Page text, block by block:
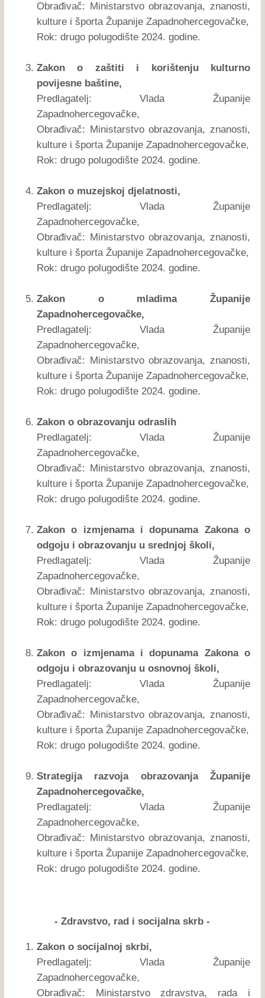
Obrađivač: Ministarstvo obrazovanja, znanosti,
kulture i športa Županije Zapadnohercegovačke,
Rok: drugo polugodište 2024. godine.
Zakon o zaštiti i korištenju kulturno
povijesne baštine,
Predlagatelj: Vlada Županije
Zapadnohercegovačke,
Obrađivač: Ministarstvo obrazovanja, znanosti,
kulture i športa Županije Zapadnohercegovačke,
Rok: drugo polugodište 2024. godine.
Zakon o muzejskoj djelatnosti,
Predlagatelj: Vlada Županije
Zapadnohercegovačke,
Obrađivač: Ministarstvo obrazovanja, znanosti,
kulture i športa Županije Zapadnohercegovačke,
Rok: drugo polugodište 2024. godine.
Zakon o mladima Županije
Zapadnohercegovačke,
Predlagatelj: Vlada Županije
Zapadnohercegovačke,
Obrađivač: Ministarstvo obrazovanja, znanosti,
kulture i športa Županije Zapadnohercegovačke,
Rok: drugo polugodište 2024. godine.
Zakon o obrazovanju odraslih
Predlagatelj: Vlada Županije
Zapadnohercegovačke,
Obrađivač: Ministarstvo obrazovanja, znanosti,
kulture i športa Županije Zapadnohercegovačke,
Rok: drugo polugodište 2024. godine.
Zakon o izmjenama i dopunama Zakona o
odgoju i obrazovanju u srednjoj školi,
Predlagatelj: Vlada Županije
Zapadnohercegovačke,
Obrađivač: Ministarstvo obrazovanja, znanosti,
kulture i športa Županije Zapadnohercegovačke,
Rok: drugo polugodište 2024. godine.
Zakon o izmjenama i dopunama Zakona o
odgoju i obrazovanju u osnovnoj školi,
Predlagatelj: Vlada Županije
Zapadnohercegovačke,
Obrađivač: Ministarstvo obrazovanja, znanosti,
kulture i športa Županije Zapadnohercegovačke,
Rok: drugo polugodište 2024. godine.
Strategija razvoja obrazovanja Županije
Zapadnohercegovačke,
Predlagatelj: Vlada Županije
Zapadnohercegovačke,
Obrađivač: Ministarstvo obrazovanja, znanosti,
kulture i športa Županije Zapadnohercegovačke,
Rok: drugo polugodište 2024. godine.
- Zdravstvo, rad i socijalna skrb -
Zakon o socijalnoj skrbi,
Predlagatelj: Vlada Županije
Zapadnohercegovačke,
Obrađivač: Ministarstvo zdravstva, rada i